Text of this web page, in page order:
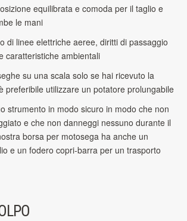
equilibrata e comoda per il taglio e
le mani
di linee elettriche aeree, diritti di passaggio
caratteristiche ambientali
su una scala solo se hai ricevuto la
preferibile utilizzare un potatore prolungabile
strumento in modo sicuro in modo che non
e che non danneggi nessuno durante il
borsa per motosega ha anche un
e un fodero copri-barra per un trasporto